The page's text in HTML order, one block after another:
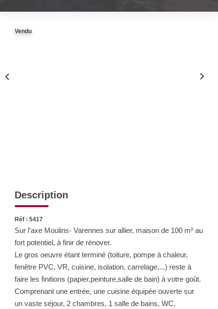
Vendu
Description
Réf : 5417
Sur l'axe Moulins- Varennes sur allier, maison de 100 m² au
fort potentiel, à finir de rénover.
Le gros oeuvre étant terminé (toiture, pompe à chaleur,
fenêtre PVC, VR, cuisine, isolation, carrelage,...) reste à
faire les finitions (papier,peinture,salle de bain) à votre goût.
Comprenant une entrée, une cuisine équipée ouverte sur
un vaste séjour, 2 chambres, 1 salle de bains, WC,